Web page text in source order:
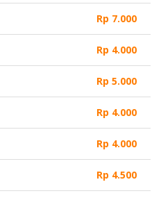
Rp 7.000
Rp 4.000
Rp 5.000
Rp 4.000
Rp 4.000
Rp 4.500